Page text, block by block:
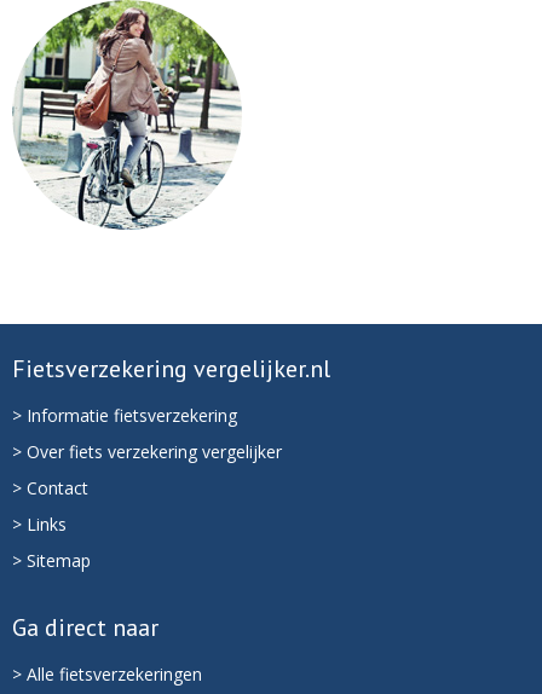
Fietsverzekering vergelijker.nl
> Informatie fietsverzekering
> Over fiets verzekering vergelijker
> Contact
> Links
> Sitemap
Ga direct naar
> Alle fietsverzekeringen